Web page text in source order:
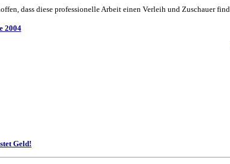
dass diese professionelle Arbeit einen Verleih und Zuschauer
2004
Geld!